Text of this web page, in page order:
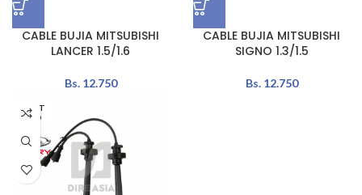
CABLE BUJIA MITSUBISHI
LANCER 1.5/1.6
Bs.12.750
CABLE BUJIA MITSUBISHI
SIGNO 1.3/1.5
Bs.12.750
AGOT
ADO